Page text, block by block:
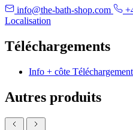
info@the-bath-shop.com
Localisation
Téléchargements
Info + côte Téléchargement
Autres produits